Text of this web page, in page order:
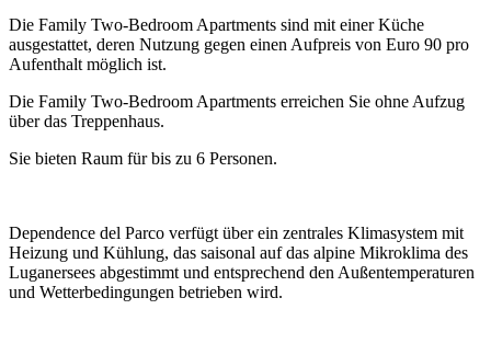
Die Family Two-Bedroom Apartments sind mit einer Küche
ausgestattet, deren Nutzung gegen einen Aufpreis von Euro 90 pro
Aufenthalt möglich ist.
Die Family Two-Bedroom Apartments erreichen Sie ohne Aufzug
über das Treppenhaus.
Sie bieten Raum für bis zu 6 Personen.
Dependence del Parco verfügt über ein zentrales Klimasystem mit
Heizung und Kühlung, das saisonal auf das alpine Mikroklima des
Luganersees abgestimmt und entsprechend den Außentemperaturen
und Wetterbedingungen betrieben wird.